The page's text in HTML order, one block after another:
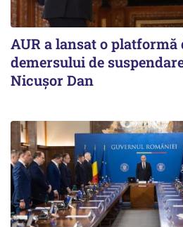
AUR a lansat o platformă
demersului de
Nicușor Dan